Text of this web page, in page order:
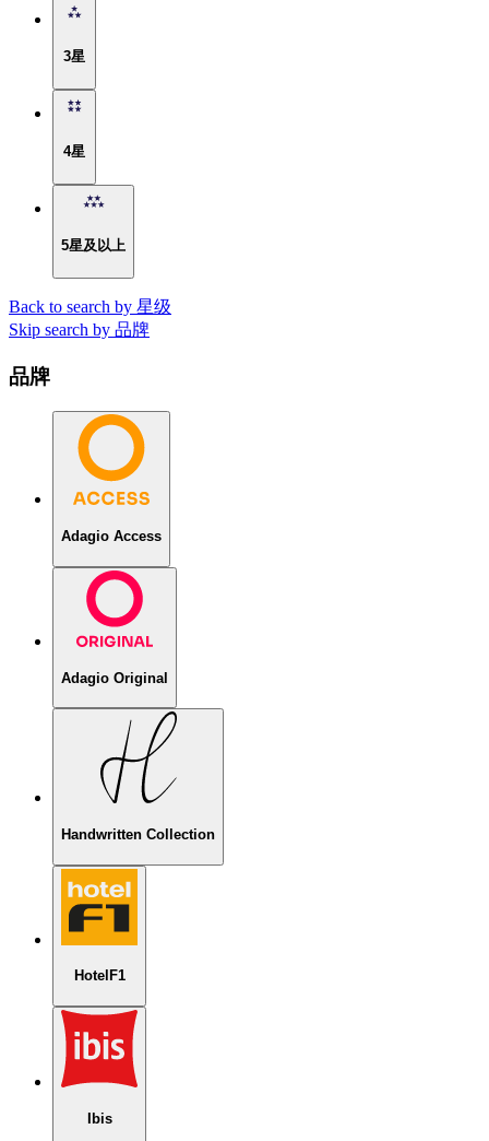
3星
4星
5星及以上
Back to search by 星级
Skip search by 品牌
品牌
Adagio Access
Adagio Original
Handwritten Collection
HotelF1
Ibis